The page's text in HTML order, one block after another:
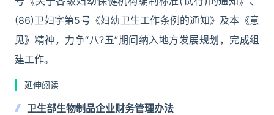
(86)卫妇字第5号《妇幼卫生工作条例的通知》及本《意
见》精神，力争“八?五”期间纳入地方发展规划，完成组
建工作。
延伸阅读
卫生部生物制品企业财务管理办法